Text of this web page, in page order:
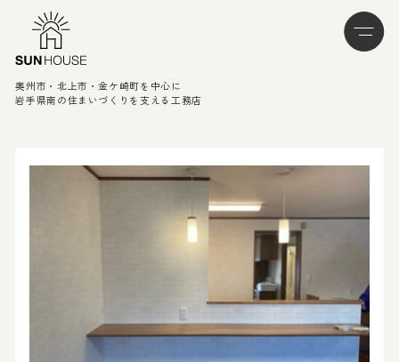
奥州市・北上市・金ケ崎町を中心に
岩手県南の住まいづくりを支える工務店